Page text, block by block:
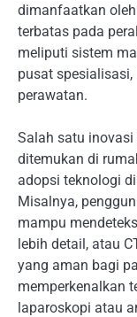
dimanfaatkan
terbatas pada
meliputi sistem
pusat
perawatan.
Salah satu
ditemukan di
adopsi teknologi
Misalnya,
mampu
lebih detail, atau
yang aman bagi
memperkenalkan
laparoskopi atau